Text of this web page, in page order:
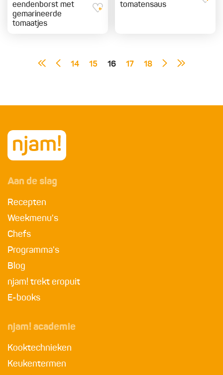
eendenborst met
gemarineerde
tomaatjes
tomatensaus
14 15 16 17 18
Aan de slag
Recepten
Weekmenu's
Chefs
Programma's
Blog
njam! trekt eropuit
E-books
njam! academie
Kooktechnieken
Keukentermen